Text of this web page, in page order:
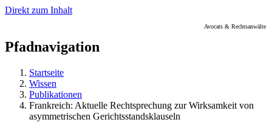
Direkt zum Inhalt
Avocats & Rechtsanwälte
Pfadnavigation
Startseite
Wissen
Publikationen
Frankreich: Aktuelle Rechtsprechung zur Wirksamkeit von
asymmetrischen Gerichtsstandsklauseln